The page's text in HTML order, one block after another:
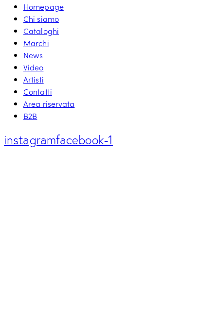
Homepage
Chi siamo
Cataloghi
Marchi
News
Video
Artisti
Contatti
Area riservata
B2B
instagramfacebook-1